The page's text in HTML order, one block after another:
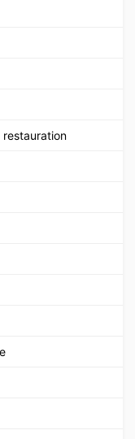
restauration